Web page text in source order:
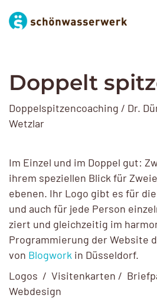
Doppelt
Doppelspitzencoaching / Dr.
Wetzlar
Im Einzel und im Doppel gut:
ihrem spezi­ellen Blick für
ebenen. Ihr Logo gibt es für
und auch für jede Person
ziert und gleich­zeitig im
Program­mierung der Website
von Blogwork in Düsseldorf.
Logos / Visiten­karten /
Webdesign